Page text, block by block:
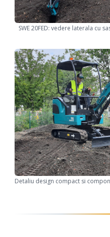
SWE 20FED: vedere laterala cu
Detaliu design compact si